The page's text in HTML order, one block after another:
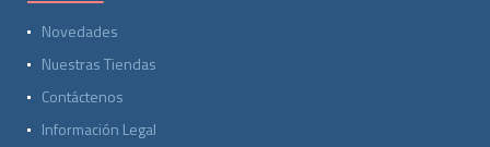
Novedades
Nuestras Tiendas
Contáctenos
Información Legal